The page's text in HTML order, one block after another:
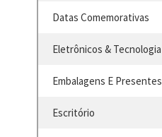
Datas Comemorativas
Eletrônicos & Tecnologia
Embalagens E Presentes
Escritório